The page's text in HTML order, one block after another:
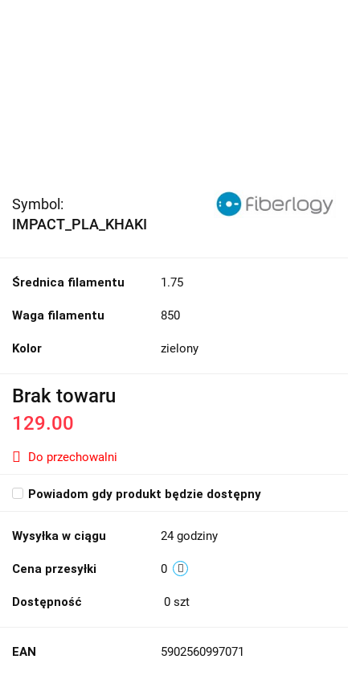
Symbol:
IMPACT_PLA_KHAKI
Średnica filamentu 1.75
Waga filamentu 850
Kolor zielony
Brak towaru
129.00
Do przechowalni
Powiadom gdy produkt będzie dostępny
Wysyłka w ciągu 24 godziny
Cena przesyłki 0
Dostępność 0 szt
EAN 5902560997071